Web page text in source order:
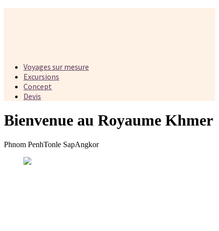
Voyages sur mesure
Excursions
Concept
Devis
Bienvenue au Royaume Khmer
Phnom PenhTonle SapAngkor